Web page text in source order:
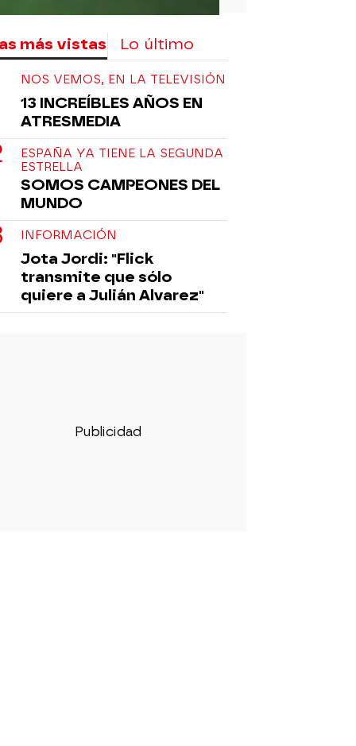
más vistas Lo último
NOS VEMOS, EN LA TELEVISIÓN
13 INCREÍBLES AÑOS EN
ATRESMEDIA
ESPAÑA YA TIENE LA SEGUNDA
ESTRELLA
SOMOS CAMPEONES DEL
MUNDO
INFORMACIÓN
Jota Jordi: "Flick
transmite que sólo
quiere a Julián Alvarez"